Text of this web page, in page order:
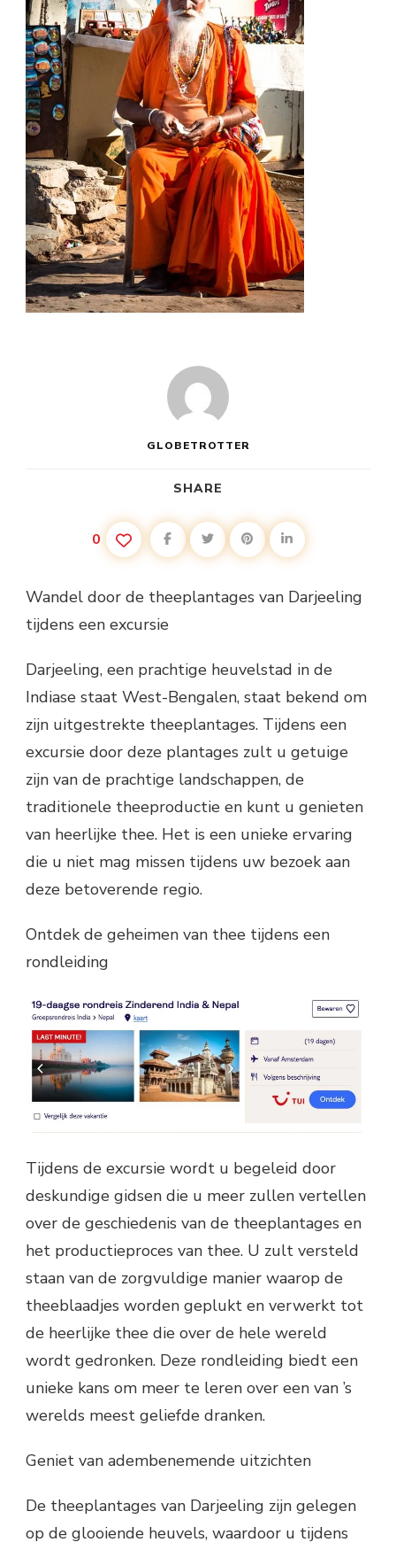
GLOBETROTTER
SHARE
0
Wandel door de theeplantages van Darjeeling
tijdens een excursie
Darjeeling, een prachtige heuvelstad in de
Indiase staat West-Bengalen, staat bekend om
zijn uitgestrekte theeplantages. Tijdens een
excursie door deze plantages zult u getuige
zijn van de prachtige landschappen, de
traditionele theeproductie en kunt u genieten
van heerlijke thee. Het is een unieke ervaring
die u niet mag missen tijdens uw bezoek aan
deze betoverende regio.
Ontdek de geheimen van thee tijdens een
rondleiding
Tijdens de excursie wordt u begeleid door
deskundige gidsen die u meer zullen vertellen
over de geschiedenis van de theeplantages en
het productieproces van thee. U zult versteld
staan van de zorgvuldige manier waarop de
theeblaadjes worden geplukt en verwerkt tot
de heerlijke thee die over de hele wereld
wordt gedronken. Deze rondleiding biedt een
unieke kans om meer te leren over een van ’s
werelds meest geliefde dranken.
Geniet van adembenemende uitzichten
De theeplantages van Darjeeling zijn gelegen
op de glooiende heuvels, waardoor u tijdens